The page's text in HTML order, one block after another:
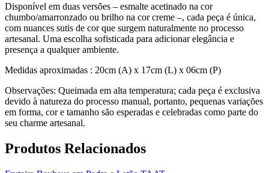
Disponível em duas versões – esmalte acetinado na cor
chumbo/amarronzado ou brilho na cor creme –, cada peça é única,
com nuances sutis de cor que surgem naturalmente no processo
artesanal. Uma escolha sofisticada para adicionar elegância e
presença a qualquer ambiente.
Medidas aproximadas : 20cm (A) x 17cm (L) x 06cm (P)
Observações: Queimada em alta temperatura; cada peça é exclusiva
devido à natureza do processo manual, portanto, pequenas variações
em forma, cor e tamanho são esperadas e celebradas como parte do
seu charme artesanal.
Produtos Relacionados